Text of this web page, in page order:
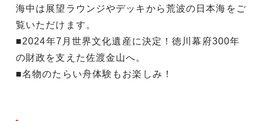
海中は展望ラウンジやデッキから荒波の日本海をご
覧いただけます。
■2024年7月世界文化遺産に決定！徳川幕府300年
の財政を支えた佐渡金山へ。
■名物のたらい舟体験もお楽しみ！